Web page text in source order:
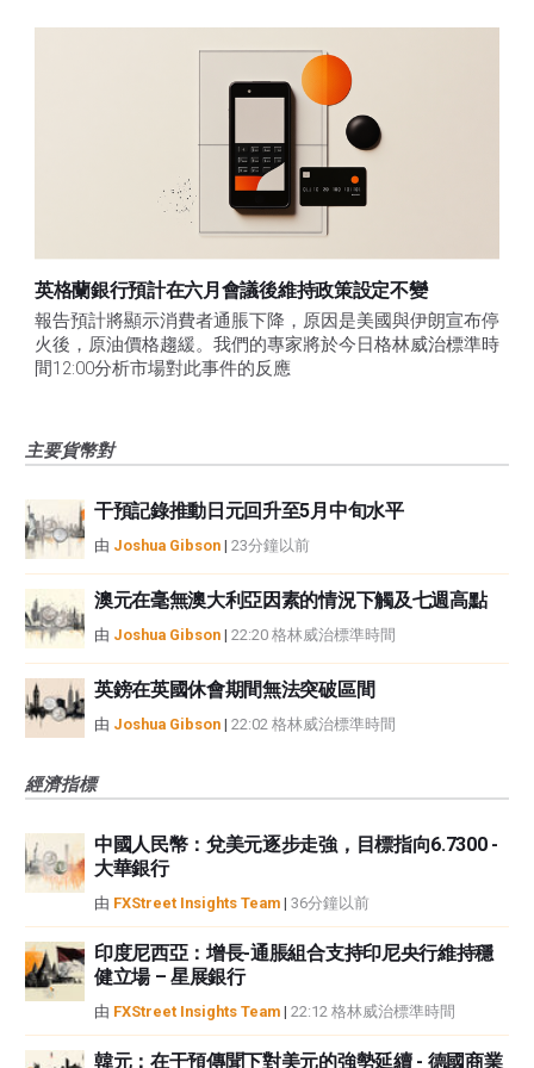
英格蘭銀行預計在六月會議後維持政策設定不變
報告預計將顯示消費者通脹下降，原因是美國與伊朗宣布停
火後，原油價格趨緩。我們的專家將於今日格林威治標準時
間12:00分析市場對此事件的反應
主要貨幣對
干預記錄推動日元回升至5月中旬水平
由 Joshua Gibson | 23分鐘以前
澳元在毫無澳大利亞因素的情況下觸及七週高點
由 Joshua Gibson | 22:20 格林威治標準時間
英鎊在英國休會期間無法突破區間
由 Joshua Gibson | 22:02 格林威治標準時間
經濟指標
中國人民幣：兌美元逐步走強，目標指向6.7300 -
大華銀行
由 FXStreet Insights Team | 36分鐘以前
印度尼西亞：增長-通脹組合支持印尼央行維持穩
健立場 – 星展銀行
由 FXStreet Insights Team | 22:12 格林威治標準時間
韓元：在干預傳聞下對美元的強勢延續 - 德國商業